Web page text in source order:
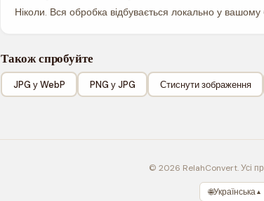
Ніколи. Вся обробка відбувається локально у вашому
Також спробуйте
JPG у WebP PNG у JPG Стиснути зображення
© 2026 RelahConvert. Усі
🌐Українська▲